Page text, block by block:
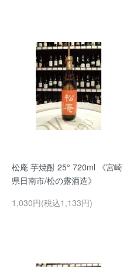
松庵 芋焼酎 25° 720ml 《宮崎
県日南市/松の露酒造》
1,030円(税込1,133円)